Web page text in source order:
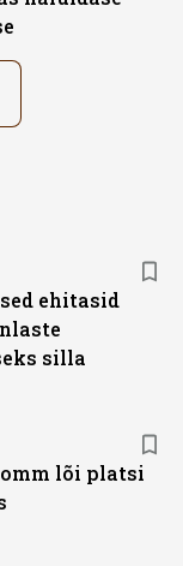
ehitasid
silla
lõi platsi